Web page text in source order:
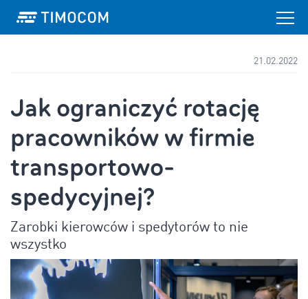
21.02.2022
Jak ograniczyć rotację
pracowników w firmie
transportowo-
spedycyjnej?
Zarobki kierowców i spedytorów to nie
wszystko